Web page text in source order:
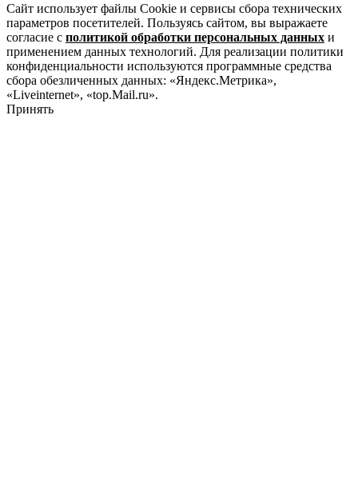
Сайт использует файлы Cookie и сервисы сбора технических
параметров посетителей. Пользуясь сайтом, вы выражаете
согласие с политикой обработки персональных данных и
применением данных технологий. Для реализации политики
конфиденциальности используются программные средства
сбора обезличенных данных: «Яндекс.Метрика»,
«Liveinternet», «top.Mail.ru».
Принять